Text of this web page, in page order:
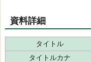
資料詳細
タイトル
タイトルカナ